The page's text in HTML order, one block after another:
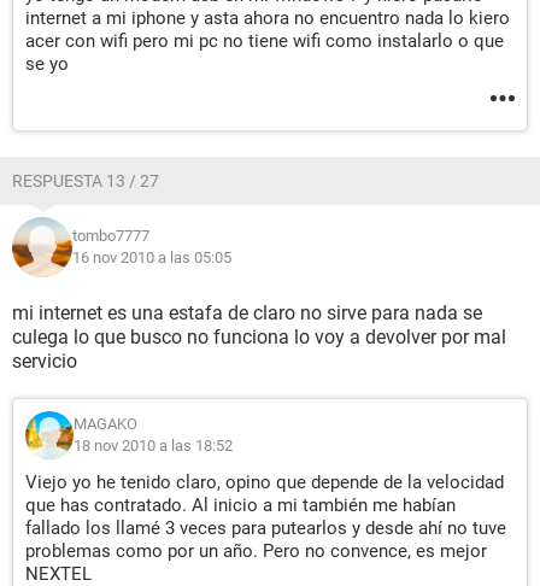
internet a mi iphone y asta ahora no encuentro nada lo kiero
acer con wifi pero mi pc no tiene wifi como instalarlo o que
se yo
RESPUESTA 13 / 27
tombo7777
16 nov 2010 a las 05:05
mi internet es una estafa de claro no sirve para nada se
culega lo que busco no funciona lo voy a devolver por mal
servicio
MAGAKO
18 nov 2010 a las 18:52
Viejo yo he tenido claro, opino que depende de la velocidad
que has contratado. Al inicio a mi también me habían
fallado los llamé 3 veces para putearlos y desde ahí no tuve
problemas como por un año. Pero no convence, es mejor
NEXTEL